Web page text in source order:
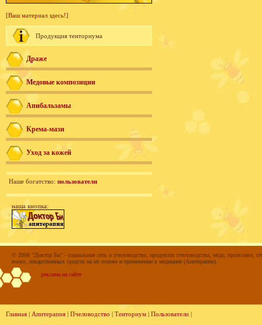
[Ваш материал здесь!]
Продукция тенториума
Драже
Медовые композиции
Апибальзамы
Крема-мази
Уход за кожей
Наше богатство: пользователи
наша кнопка:
© 2008 "Доктор Би" - социальная сеть о пчеловодстве, продуктах пчеловодства, мёде, прополисе,
воске, лекарственных средств на их основе и применении в медицине (Апитерапии).
реклама на сайте
Главная | Апитерапия | Пчеловодство | Тенториум | Пользователи |